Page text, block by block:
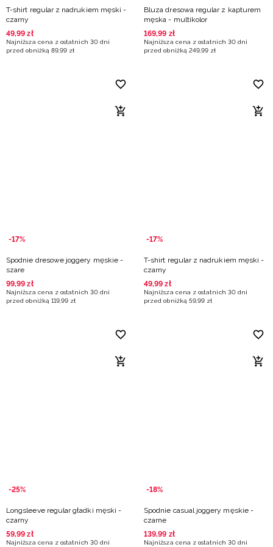
T-shirt regular z nadrukiem męski -
czarny
49,99 zł
Najniższa cena z ostatnich 30 dni
przed obniżką 89,99 zł
Bluza dresowa regular z kapturem
męska - multikolor
169,99 zł
Najniższa cena z ostatnich 30 dni
przed obniżką 249,99 zł
-17%
Spodnie dresowe joggery męskie -
szare
99,99 zł
Najniższa cena z ostatnich 30 dni
przed obniżką 119,99 zł
-17%
T-shirt regular z nadrukiem męski -
czarny
49,99 zł
Najniższa cena z ostatnich 30 dni
przed obniżką 59,99 zł
-25%
Longsleeve regular gładki męski -
czarny
59,99 zł
Najniższa cena z ostatnich 30 dni
-18%
Spodnie casual joggery męskie -
czarne
139,99 zł
Najniższa cena z ostatnich 30 dni